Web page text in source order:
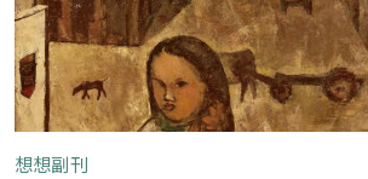
想想副刊